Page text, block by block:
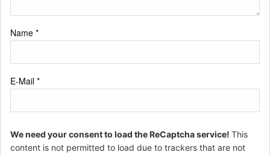
Name *
E-Mail *
We need your consent to load the ReCaptcha service! This
content is not permitted to load due to trackers that are not